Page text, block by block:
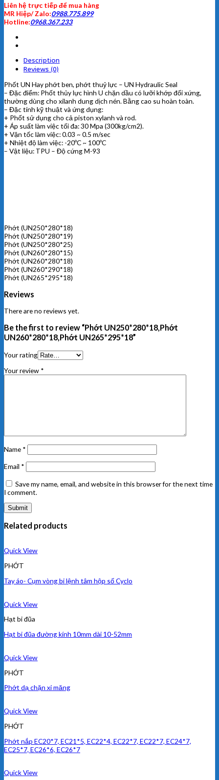
Liên hệ trực tiếp để mua hàng
MR Hiệp/ Zalo:0988.775.899
Hotline:0968.367.233
Description
Reviews (0)
Phốt UN Hay phớt ben, phớt thuỷ lực – UN Hydraulic Seal
– Đặc điểm: Phốt thủy lực hình U chặn dầu có lưỡi khớp đối xứng,
thường dùng cho xilanh dung dịch nén. Bằng cao su hoàn toàn.
– Đặc tính kỹ thuật và ứng dụng:
+ Phốt sử dụng cho cả piston xylanh và rod.
+ Áp suất làm việc tối đa: 30 Mpa (300kg/cm2).
+ Vận tốc làm việc: 0.03 ~ 0.5 m/sec
+ Nhiệt độ làm việc: -20ºC ~ 100ºC
– Vật liệu: TPU – Độ cứng M-93
Phớt (UN250*280*18)
Phớt (UN250*280*19)
Phớt (UN250*280*25)
Phớt (UN260*280*15)
Phớt (UN260*280*18)
Phớt (UN260*290*18)
Phớt (UN265*295*18)
Reviews
There are no reviews yet.
Be the first to review “Phớt UN250*280*18,Phớt
UN260*280*18,Phớt UN265*295*18”
Your rating
Your review *
Name *
Email *
Save my name, email, and website in this browser for the next time
I comment.
Related products
Quick View
PHỚT
Tay áo- Cụm vòng bi lệnh tâm hộp số Cyclo
Quick View
Hạt bi đũa
Hạt bi đũa đường kính 10mm dài 10-52mm
Quick View
PHỚT
Phớt dạ chặn xi măng
Quick View
PHỚT
Phớt nắp EC20*7, EC21*5, EC22*4, EC22*7, EC22*7, EC24*7,
EC25*7, EC26*6, EC26*7
Quick View